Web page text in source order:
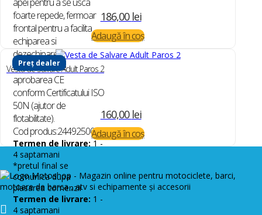
foarte repede, fermoar
frontal pentru a facilita
echiparea si
dezechiparea.
Beneficiaza de
aprobarea CE
conform Certificatului ISO
50N (ajutor de
flotabilitate).
Cod produs:244925005
Termen de livrare: 1 -
4 saptamani
*pretul final se
comunica dupa
plasarea comenzii
Termen de livrare: 1 -
4 saptamani
186,00 lei
Adaugă în coș
Preț dealer
Vesta de Salvare Adult Paros 2
160,00 lei
Adaugă în coș
